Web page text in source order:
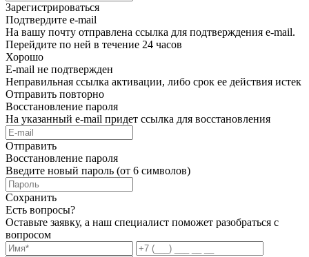
Зарегистрироваться
Подтвердите e-mail
На вашу почту отправлена ссылка для подтверждения e-mail.
Перейдите по ней в течение 24 часов
Хорошо
E-mail не подтвержден
Неправильная ссылка активации, либо срок ее действия истек
Отправить повторно
Восстановление пароля
На указанный e-mail придет ссылка для восстановления
Отправить
Восстановление пароля
Введите новый пароль (от 6 символов)
Сохранить
Есть вопросы?
Оставьте заявку, а наш специалист поможет разобраться с
вопросом